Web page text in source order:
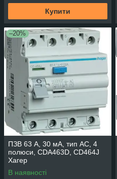
Купити
–20%
ПЗВ 63 A, 30 мA, тип AC, 4
полюси, CDA463D, CD464J
Хагер
В наявності